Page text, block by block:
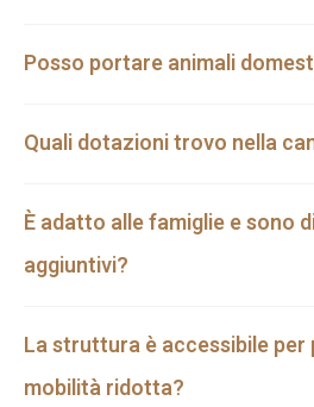
Posso portare animali
Quali dotazioni trovo nella
È adatto alle famiglie e sono
aggiuntivi?
La struttura è accessibile per
mobilità ridotta?